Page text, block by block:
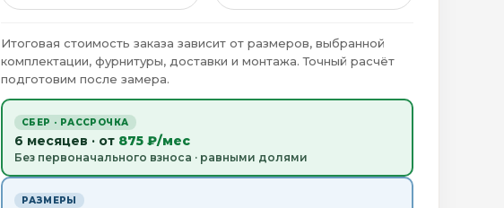
Итоговая стоимость заказа зависит от размеров, выбранной
комплектации, фурнитуры, доставки и монтажа. Точный расчёт
подготовим после замера.
СБЕР · РАССРОЧКА
6 месяцев · от 875 ₽/мес
Без первоначального взноса · равными долями
РАЗМЕРЫ